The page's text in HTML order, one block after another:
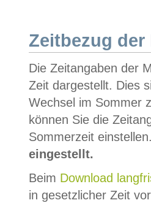
Zeitbezug der
Die Zeitangaben der
Zeit dargestellt. Dies
Wechsel im Sommer
können Sie die
Sommerzeit
eingestellt.
Beim Download
in gesetzlicher Zeit